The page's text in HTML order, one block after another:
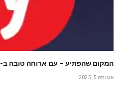
המקום שהפתיע – עם ארוחה טובה ב-12 שקל
אוגוסט 5, 2025